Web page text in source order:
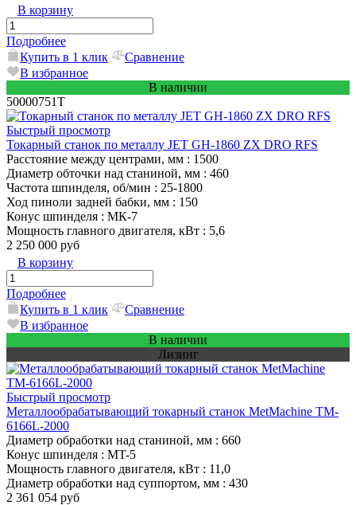
В корзину
Подробнее
Купить в 1 клик
Сравнение
В избранное
В наличии
50000751T
Быстрый просмотр
Токарный станок по металлу JET GH-1860 ZX DRO RFS
Расстояние между центрами, мм : 1500
Диаметр обточки над станиной, мм : 460
Частота шпинделя, об/мин : 25-1800
Ход пиноли задней бабки, мм : 150
Конус шпинделя : МК-7
Мощность главного двигателя, кВт : 5,6
2 250 000 руб
В корзину
Подробнее
Купить в 1 клик
Сравнение
В избранное
В наличии
Лизинг
Быстрый просмотр
Металлообрабатывающий токарный станок MetMachine TM-
6166L-2000
Диаметр обработки над станиной, мм : 660
Конус шпинделя : MT-5
Мощность главного двигателя, кВт : 11,0
Диаметр обработки над суппортом, мм : 430
2 361 054 руб